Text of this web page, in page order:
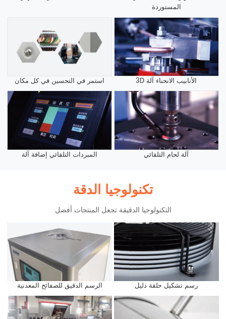
المستوردة
استمر في التحسين في كل مكان 3D الأنابيب الانحناء آلة
المبردات التلقائي إضافة آلة آلة لحام التلقائي
تكنولوجيا الدقة
التكنولوجيا الدقيقة تجعل المنتجات أفضل
الرسم الدقيق للصفائح المعدنية رسم تشكيل حلقة دليل